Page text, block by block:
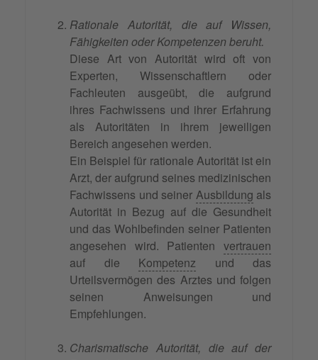
Rationale Autorität, die auf Wissen,
Fähigkeiten oder Kompetenzen beruht.
Diese Art von Autorität wird oft von
Experten, Wissenschaftlern oder
Fachleuten ausgeübt, die aufgrund
ihres Fachwissens und ihrer Erfahrung
als Autoritäten in ihrem jeweiligen
Bereich angesehen werden.
Ein Beispiel für rationale Autorität ist ein
Arzt, der aufgrund seines medizinischen
Fachwissens und seiner Ausbildung als
Autorität in Bezug auf die Gesundheit
und das Wohlbefinden seiner Patienten
angesehen wird. Patienten vertrauen
auf die Kompetenz und das
Urteilsvermögen des Arztes und folgen
seinen Anweisungen und
Empfehlungen.
Charismatische Autorität, die auf der